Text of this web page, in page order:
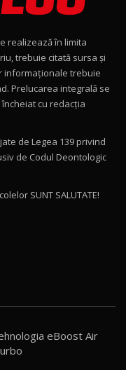
4MATIC+ / Test
Drive AutoBlog.MD
AutoBlog.MD
/ AutoBlog.MD
se întoarcă după el
realizează în limita
trebuie citată sursa și
informaționale trebuie
Prelucarea integrală se
cu redacţia
de Legea 139 privind
de Codul Deontologic
SUNT SALUTATE!
eBoost Air